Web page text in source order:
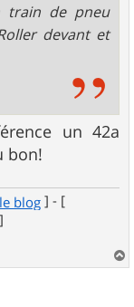
train de pneu
devant et
un 42a
bon!
blog] - [
]
a